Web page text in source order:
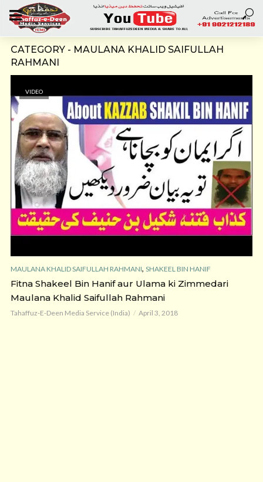
CATEGORY - MAULANA KHALID SAIFULLAH
RAHMANI
VIDEO
MAULANA KHALID SAIFULLAH RAHMANI, SHAKEEL BIN HANIF
Fitna Shakeel Bin Hanif aur Ulama ki Zimmedari
Maulana Khalid Saifullah Rahmani
Tahaffuz-E-Deen Media Service (India) April 3, 2018